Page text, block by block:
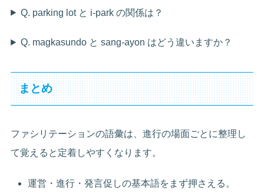
Q. parking lot と i-park の関係は？
Q. magkasundo と sang-ayon はどう違いますか？
まとめ
ファシリテーションの語彙は、進行の場面ごとに整理し
て覚えると定着しやすくなります。
運営・進行・発言促しの基本語をまず押さえる。